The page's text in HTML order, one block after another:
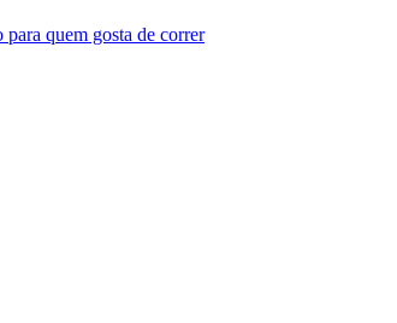
quem gosta de correr